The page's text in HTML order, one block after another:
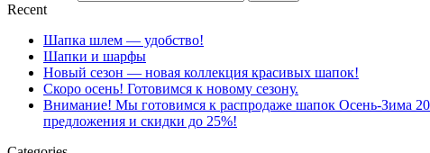
Recent
Шапка шлем — удобство!
Шапки и шарфы
Новый сезон — новая коллекция красивых шапок!
Скоро осень! Готовимся к новому сезону.
Внимание! Мы готовимся к распродаже шапок Осень-Зима
предложения и скидки до 25%!